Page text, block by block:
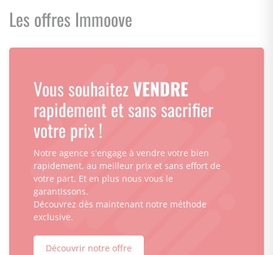
Les offres Immoove
Vous souhaitezVENDRE
rapidement et sans sacrifier
votre prix !
Notre agence s'engage à vendre votre bien
rapidement, au meilleur prix et sans effort de
votre part. Et en plus nous vous le
garantissons.
Découvrez dès maintenant notre méthode
exclusive.
Découvrir notre offre